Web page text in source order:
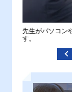
先生がパソコン
す。